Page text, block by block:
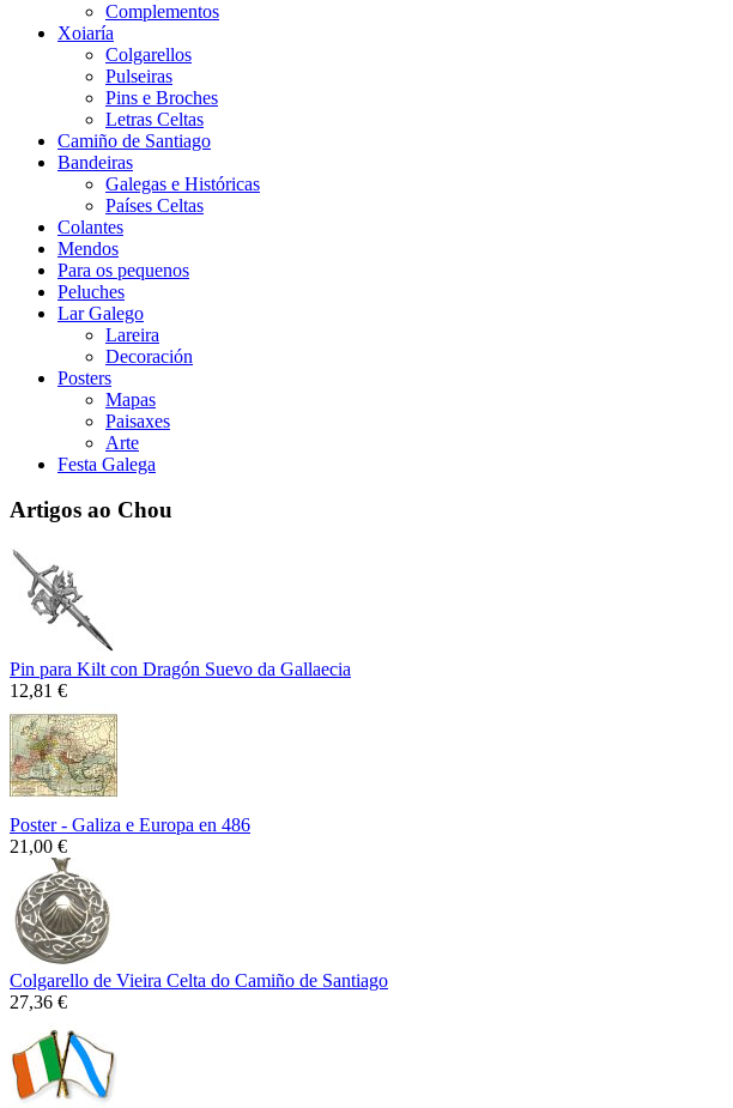
Complementos
Xoiaría
Colgarellos
Pulseiras
Pins e Broches
Letras Celtas
Camiño de Santiago
Bandeiras
Galegas e Históricas
Países Celtas
Colantes
Mendos
Para os pequenos
Peluches
Lar Galego
Lareira
Decoración
Posters
Mapas
Paisaxes
Arte
Festa Galega
Artigos ao Chou
Pin para Kilt con Dragón Suevo da Gallaecia
12,81 €
Poster - Galiza e Europa en 486
21,00 €
Colgarello de Vieira Celta do Camiño de Santiago
27,36 €